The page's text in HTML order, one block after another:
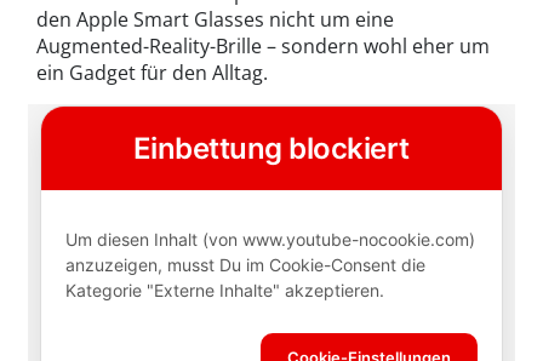
den Apple Smart Glasses nicht um eine
Augmented-Reality-Brille – sondern wohl eher um
ein Gadget für den Alltag.